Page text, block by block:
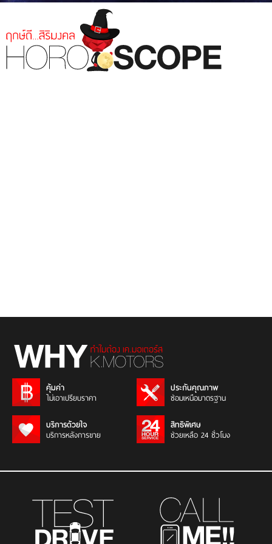
คุ้มค่า
ไม่เอาเปรียบราคา
ประกันคุณภาพ
ซ่อมเหนือมาตรฐาน
บริการด้วยใจ
บริการหลังการขาย
สิทธิพิเศษ
ช่วยเหลือ 24 ชั่วโมง